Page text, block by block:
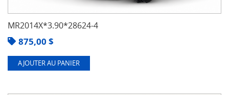
MR2014X*3.90*28624-4
875,00 $
AJOUTER AU PANIER